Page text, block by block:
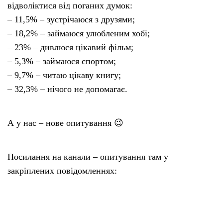
відволіктися від поганих думок:
– 11,5% – зустрічаюся з друзями;
– 18,2% – займаюся улюбленим хобі;
– 23% – дивлюся цікавий фільм;
– 5,3% – займаюся спортом;
– 9,7% – читаю цікаву книгу;
– 32,3% – нічого не допомагає.
А у нас – нове опитування 😉
Посилання на канали – опитування там у
закріплених повідомленнях: